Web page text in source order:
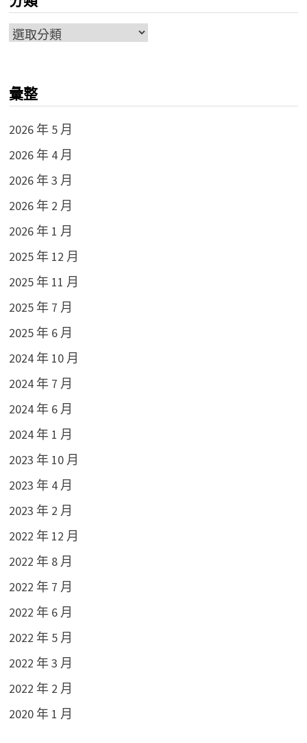
分
彙整
2026 年 5 月
2026 年 4 月
2026 年 3 月
2026 年 2 月
2026 年 1 月
2025 年 12 月
2025 年 11 月
2025 年 7 月
2025 年 6 月
2024 年 10 月
2024 年 7 月
2024 年 6 月
2024 年 1 月
2023 年 10 月
2023 年 4 月
2023 年 2 月
2022 年 12 月
2022 年 8 月
2022 年 7 月
2022 年 6 月
2022 年 5 月
2022 年 3 月
2022 年 2 月
2020 年 1 月